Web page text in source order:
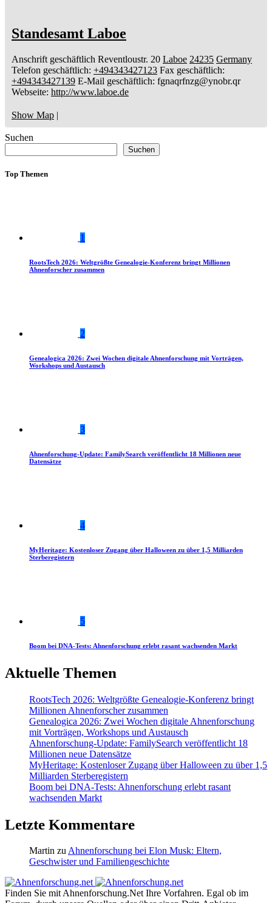
Standesamt Laboe
Anschrift geschäftlich Reventloustr. 20 Laboe 24235 Germany
Telefon geschäftlich: +494343427123 Fax geschäftlich:
+494343427139 E-Mail geschäftlich: fgnaqrfnzg@ynobr.qr
Webseite: http://www.laboe.de
Show Map |
Suchen
Suchen
Top Themen
1
RootsTech 2026: Weltgrößte Genealogie-Konferenz bringt Millionen
Ahnenforscher zusammen
2
Genealogica 2026: Zwei Wochen digitale Ahnenforschung mit Vorträgen,
Workshops und Austausch
3
Ahnenforschung-Update: FamilySearch veröffentlicht 18 Millionen neue
Datensätze
4
MyHeritage: Kostenloser Zugang über Halloween zu über 1,5 Milliarden
Sterberegistern
5
Boom bei DNA-Tests: Ahnenforschung erlebt rasant wachsenden Markt
Aktuelle Themen
RootsTech 2026: Weltgrößte Genealogie-Konferenz bringt
Millionen Ahnenforscher zusammen
Genealogica 2026: Zwei Wochen digitale Ahnenforschung
mit Vorträgen, Workshops und Austausch
Ahnenforschung-Update: FamilySearch veröffentlicht 18
Millionen neue Datensätze
MyHeritage: Kostenloser Zugang über Halloween zu über 1,5
Milliarden Sterberegistern
Boom bei DNA-Tests: Ahnenforschung erlebt rasant
wachsenden Markt
Letzte Kommentare
Martin zu Ahnenforschung bei Elon Musk: Eltern,
Geschwister und Familiengeschichte
Finden Sie mit Ahnenforschung.Net Ihre Vorfahren. Egal ob im